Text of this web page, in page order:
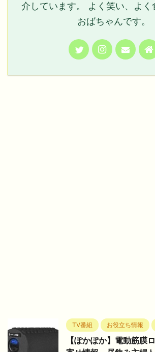
介しています。 よく笑い、よく
おばちゃんです。
TV番組 お役立ち情報
【ぽかぽか】電動筋膜